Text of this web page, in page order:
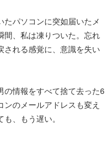
パソコンに突如届いたメ
間、私は凍りついた。忘れ
される感覚に、意識を失い
の情報をすべて捨て去った6
のメールアドレスも変え
、もう遅い。